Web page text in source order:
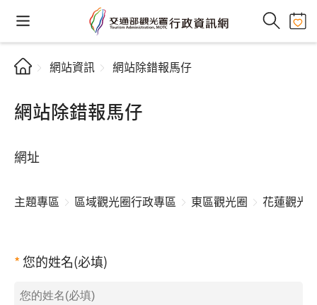
網站資訊 網站除錯報馬仔
網站除錯報馬仔
網址
主題專區 區域觀光圈行政專區 東區觀光圈 花蓮觀光
您的姓名(必填)